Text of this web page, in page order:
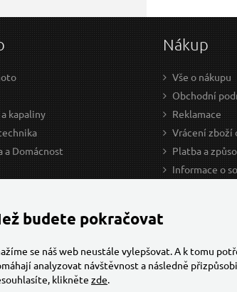
kapaliny
a Domácnost
Nákup
Vše o nákupu
Obchodní
Reklamace
Vrácení zboží
Platba a
Informace o
budete pokračovat
se náš web neustále vylepšovat. A k tomu
analyzovat návštěvnost a následně
klikněte zde.